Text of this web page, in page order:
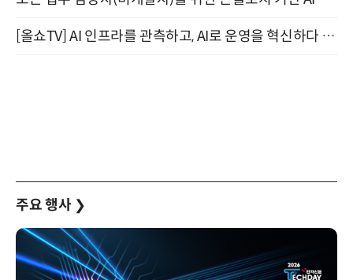
[올쇼TV] AI 인프라를 관측하고, AI로 운영을 혁신하다 (8월 11일 생방송)
주요 행사 ❯